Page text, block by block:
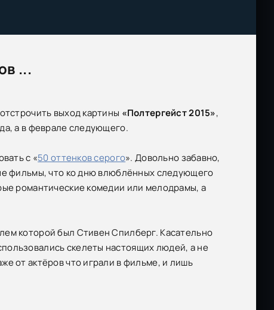
...
выход картины «Полтергейст 2015»,
а в феврале следующего.
с «50 оттенков серого». Довольно забавно,
фильмы, что ко дню влюблённых следующего
романтические комедии или мелодрамы, а
которой был Стивен Спилберг. Касательно
скелеты настоящих людей, а не
от актёров что играли в фильме, и лишь